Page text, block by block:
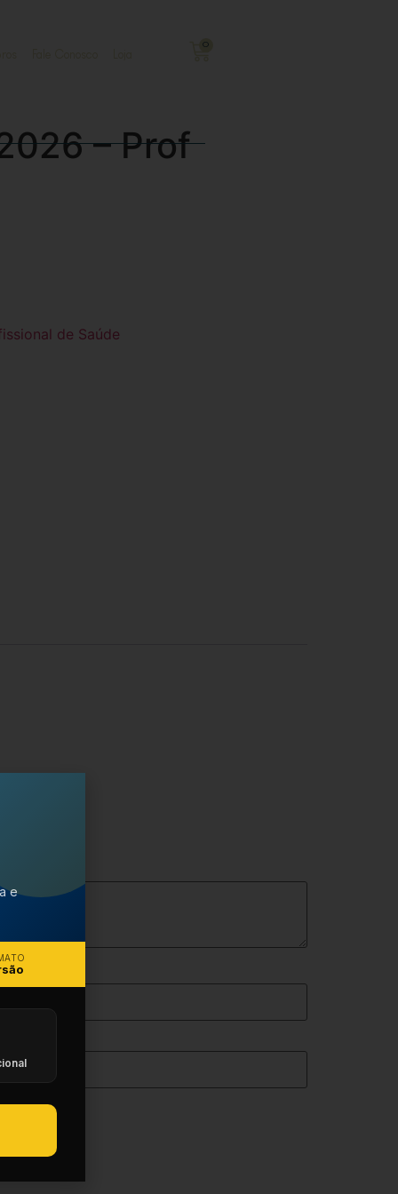
0
– Prof
de Saúde
e